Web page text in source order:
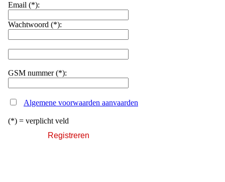
Email (*):
Wachtwoord (*):
GSM nummer (*):
Algemene voorwaarden aanvaarden
(*) = verplicht veld